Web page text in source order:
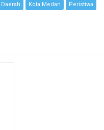
Daerah Kota Medan Peristiwa